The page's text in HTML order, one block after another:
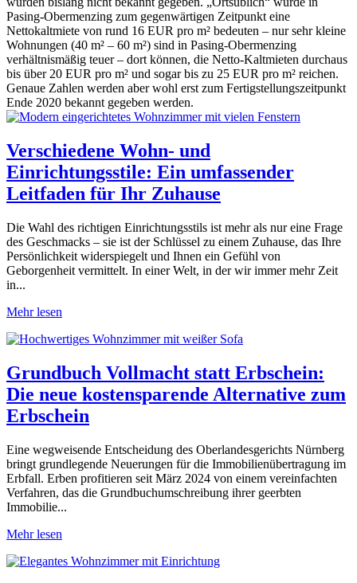
Pasing-Obermenzing zum gegenwärtigen Zeitpunkt eine
Nettokaltmiete von rund 16 EUR pro m² bedeuten – nur sehr kleine
Wohnungen (40 m² – 60 m²) sind in Pasing-Obermenzing
verhältnismäßig teuer – dort können, die Netto-Kaltmieten durchaus
bis über 20 EUR pro m² und sogar bis zu 25 EUR pro m² reichen.
Genaue Zahlen werden aber wohl erst zum Fertigstellungszeitpunkt
Ende 2020 bekannt gegeben werden.
Verschiedene Wohn- und
Einrichtungsstile: Ein umfassender
Leitfaden für Ihr Zuhause
Die Wahl des richtigen Einrichtungsstils ist mehr als nur eine Frage
des Geschmacks – sie ist der Schlüssel zu einem Zuhause, das Ihre
Persönlichkeit widerspiegelt und Ihnen ein Gefühl von
Geborgenheit vermittelt. In einer Welt, in der wir immer mehr Zeit
in...
Mehr lesen
Grundbuch Vollmacht statt Erbschein:
Die neue kostensparende Alternative zum
Erbschein
Eine wegweisende Entscheidung des Oberlandesgerichts Nürnberg
bringt grundlegende Neuerungen für die Immobilienübertragung im
Erbfall. Erben profitieren seit März 2024 von einem vereinfachten
Verfahren, das die Grundbuchumschreibung ihrer geerbten
Immobilie...
Mehr lesen